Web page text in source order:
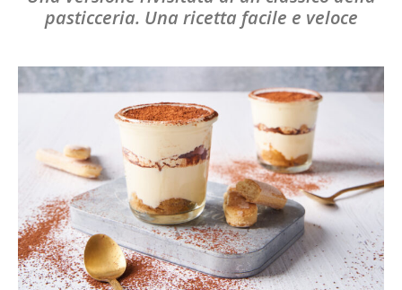
pasticceria. Una ricetta facile e veloce